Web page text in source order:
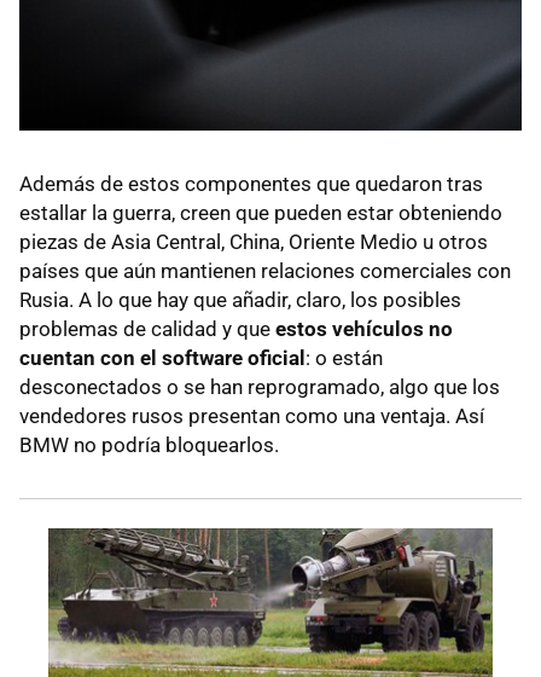
Además de estos componentes que quedaron tras
estallar la guerra, creen que pueden estar obteniendo
piezas de Asia Central, China, Oriente Medio u otros
países que aún mantienen relaciones comerciales con
Rusia. A lo que hay que añadir, claro, los posibles
problemas de calidad y que estos vehículos no
cuentan con el software oficial : o están
desconectados o se han reprogramado, algo que los
vendedores rusos presentan como una ventaja. Así
BMW no podría bloquearlos.